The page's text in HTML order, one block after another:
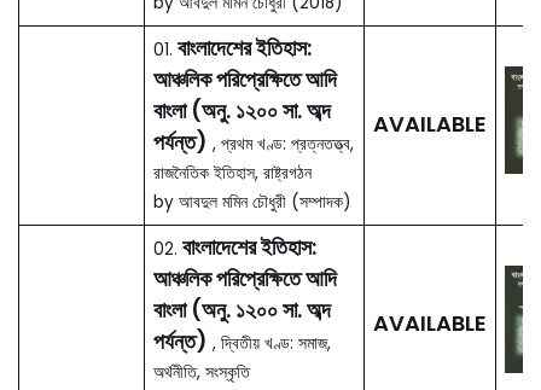
Bengali Muslims:
Social and
Political Thought
(1918-1947)
by Dr. Rana Razzaque
(2019)
Barrister Syed
Ishtiaq Ahmed
Memorial Lecture
Series (2005-
2018)